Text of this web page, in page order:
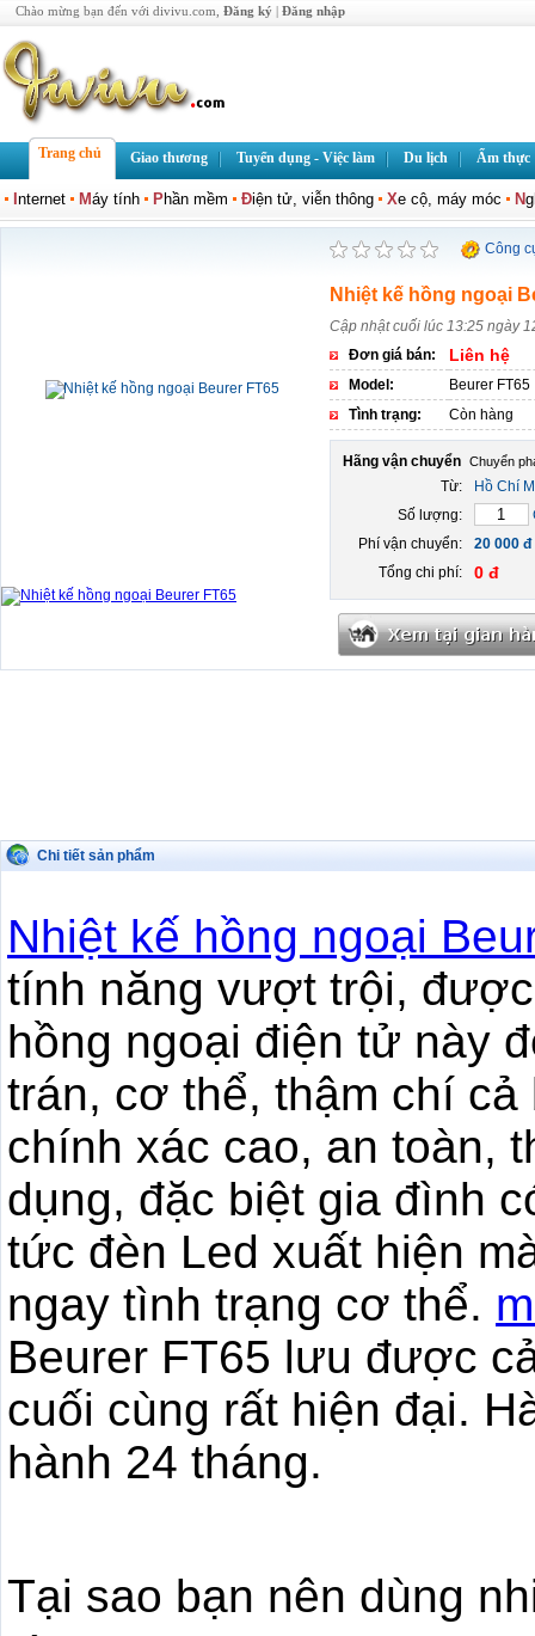
Chào mừng bạn đến với divivu.com, Đăng ký | Đăng nhập
Trang chủ Giao thương Tuyển dụng - Việc làm Du lịch Ẩm thực
nternet Máy tính Phần mềm Điện tử, viễn thông Xe cộ, máy móc N
Công
Nhiệt kế hồng ngoại
Cập nhật cuối lúc 13:25 ngày
Đơn giá bán:
Liên hệ
Model:
Beurer FT65
Tình trạng:
Còn hàng
Hãng vận chuyển
Từ:
Hồ Chí
Số lượng:
Phí vận chuyển:
20 000 đ
Tổng chi phí:
0 đ
Chi tiết sản phẩm
Nhiệt kế hồng ngoại
tính năng vượt trội,
hồng ngoại điện tử này
trán, cơ thể, thậm chí
chính xác cao, an toàn,
dụng, đặc biệt gia đình
tức đèn Led xuất hiện
ngay tình trạng cơ thể.
Beurer FT65 lưu được
cuối cùng rất hiện đại.
hành 24 tháng.
Tại sao bạn nên dùng